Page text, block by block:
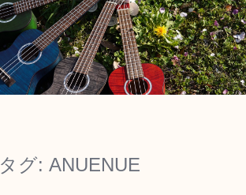
タグ: ANUENUE